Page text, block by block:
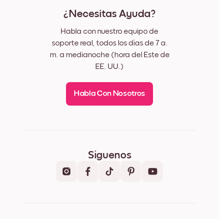
¿Necesitas Ayuda?
Habla con nuestro equipo de
soporte real, todos los días de 7 a.
m. a medianoche (hora del Este de
EE. UU.)
Habla Con Nosotros
Síguenos